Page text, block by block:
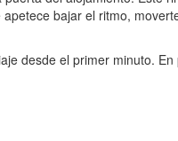
bajar el ritmo,
desde el primer minuto.